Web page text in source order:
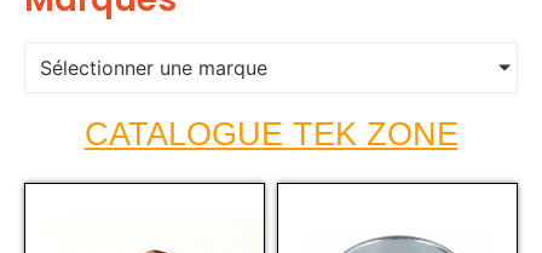
Sélectionner une marque
CATALOGUE TEK ZONE